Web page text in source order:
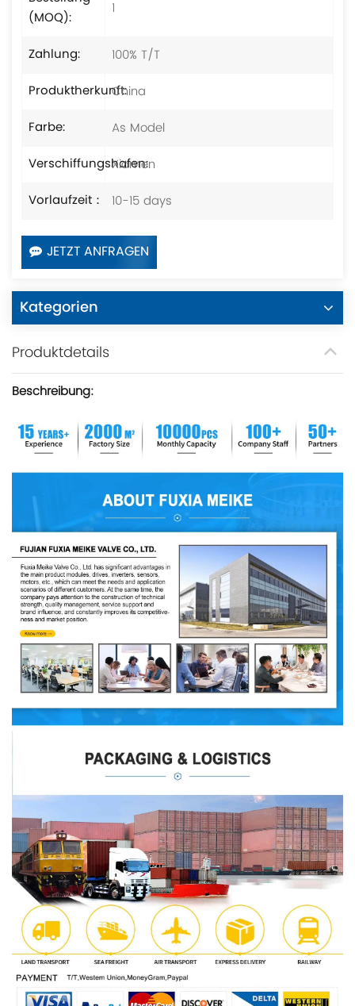
(MOQ):
1
Zahlung:
100% T/T
Produktherkunft:China
Farbe:
As Model
Verschiffungshafen:
Xiamen
Vorlaufzeit：
10-15 days
JETZT ANFRAGEN
Kategorien
Produktdetails
Beschreibung: